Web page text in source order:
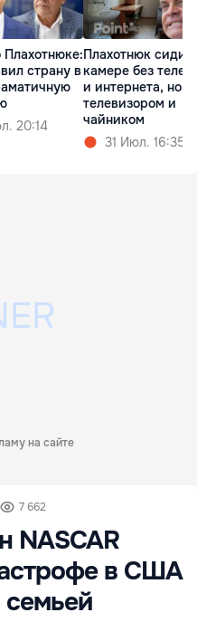
Плахотнюке:
страну в
20:14
Плахотнюк сидит
камере без
и интернета, но с
телевизором и
чайником
31 Июл. 16:35
на сайте
7 662
NASCAR
в США
семьей